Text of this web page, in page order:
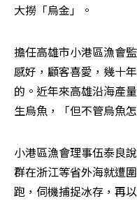
大撈「烏金」。
擔任高雄市小港區漁會
感好，顧客喜愛，幾十
的。近年來高雄沿海產
生烏魚，「但不管烏魚
小港區漁會理事伍泰良
群在浙江等省外海就遭
跑，伺機捕捉冰存，再